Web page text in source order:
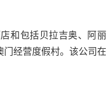
和包括贝拉吉奥、阿丽
经营度假村。该公司在